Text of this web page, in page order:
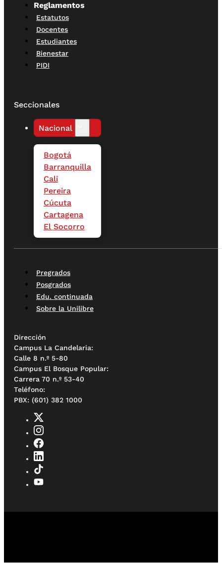
Reglamentos
Estatutos
Docentes
Estudiantes
Bienestar
PIDI
Seccionales
Nacional
Bogotá
Barranquilla
Cali
Pereira
Cúcuta
Cartagena
El Socorro
Pregrados
Posgrados
Edu. continuada
Sobre la Unilibre
Dirección
Campus La Candelaria:
Calle 8 n.º 5-80
Campus El Bosque Popular:
Carrera 70 n.º 53-40
Teléfono:
PBX: (601) 382 1000